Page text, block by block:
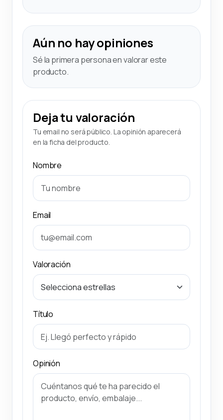
Aún no hay opiniones
Sé la primera persona en valorar este
producto.
Deja tu valoración
Tu email no será público. La opinión aparecerá
en la ficha del producto.
Nombre
Email
Valoración
Título
Opinión